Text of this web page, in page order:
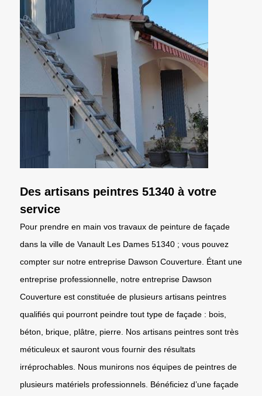
Des artisans peintres 51340 à votre
service
Pour prendre en main vos travaux de peinture de façade
dans la ville de Vanault Les Dames 51340 ; vous pouvez
compter sur notre entreprise Dawson Couverture. Étant une
entreprise professionnelle, notre entreprise Dawson
Couverture est constituée de plusieurs artisans peintres
qualifiés qui pourront peindre tout type de façade : bois,
béton, brique, plâtre, pierre. Nos artisans peintres sont très
méticuleux et sauront vous fournir des résultats
irréprochables. Nous munirons nos équipes de peintres de
plusieurs matériels professionnels. Bénéficiez d’une façade